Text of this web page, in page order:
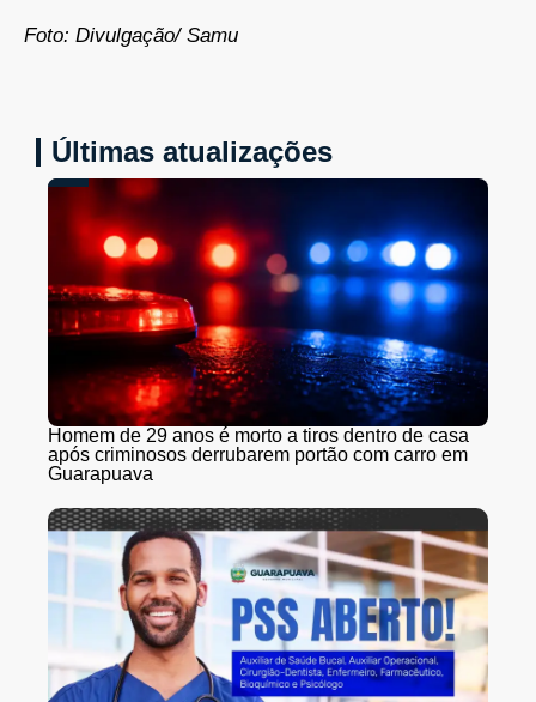
Foto: Divulgação/ Samu
Últimas atualizações
Homem de 29 anos é morto a tiros dentro de casa
após criminosos derrubarem portão com carro em
Guarapuava